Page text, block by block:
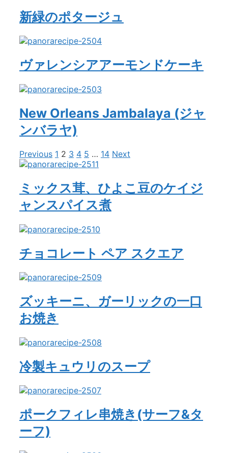
新緑のポタージュ
ヴァレンシアアーモンドケーキ
New Orleans Jambalaya (ジャ
ンバラヤ)
Previous 1 2 3 4 5 … 14 Next
ミックス茸、ひよこ豆のケイジ
ャンスパイス煮
チョコレート ペア スクエア
ズッキーニ、ガーリックの一口
お焼き
冷製キュウリのスープ
ポークフィレ串焼き(サーフ&タ
ーフ)